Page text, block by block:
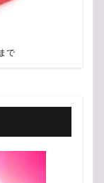
で